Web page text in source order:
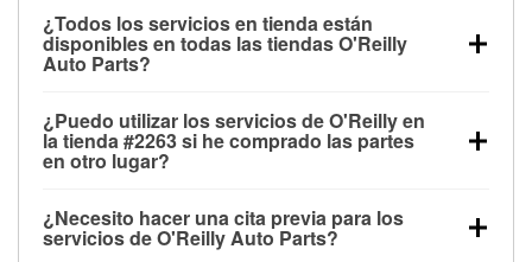
¿Todos los servicios en tienda están
disponibles en todas las tiendas O'Reilly
Auto Parts?
las pruebas de batería, pruebas de alternador y
motor de arranque, revisión de la luz “Check Engine”
con O'Reilly VeriScan® e instalación de
limpiaparabrisas o bombillas, están disponibles en
todas las tiendas O'Reilly Auto Parts. La tienda
¿Puedo utilizar los servicios de O'Reilly en
la tienda #2263 si he comprado las partes
en otro lugar?
de O'Reilly Auto Parts que estén disponibles en la
tienda #2263 de Lambertville, MI aunque hayas
¿Necesito hacer una cita previa para los
servicios de O'Reilly Auto Parts?